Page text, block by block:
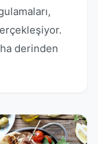
derinden